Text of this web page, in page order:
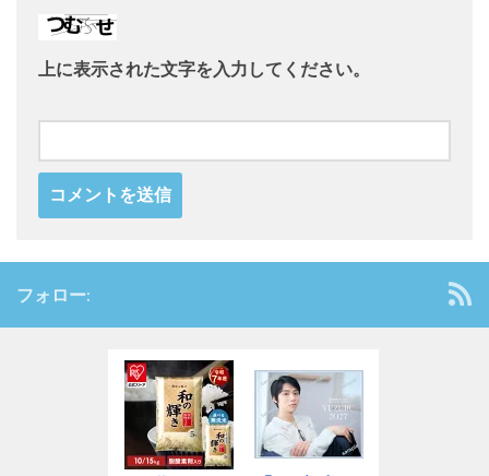
上に表示された文字を入力してください。
フォロー: